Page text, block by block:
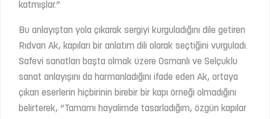
katmışlar.”
Bu anlayıştan yola çıkarak sergiyi kurguladığını dile getiren
Rıdvan Ak, kapıları bir anlatım dili olarak seçtiğini vurguladı.
Safevi sanatları başta olmak üzere Osmanlı ve Selçuklu
sanat anlayışını da harmanladığını ifade eden Ak, ortaya
çıkan eserlerin hiçbirinin birebir bir kapı örneği olmadığını
belirterek, “Tamamı hayalimde tasarladığım, özgün kapılar